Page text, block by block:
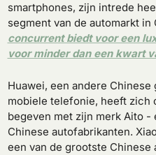
smartphones, zijn intrede
segment van de automarkt in
concurrent biedt voor een
voor minder dan een kwart
Huawei, een andere
mobiele telefonie, heeft zich
begeven met zijn merk Aito -
Chinese autofabrikanten.
een van de grootste